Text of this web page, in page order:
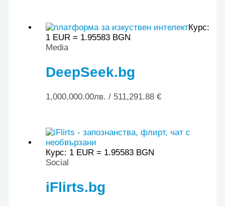
Курс:
1 EUR = 1.95583 BGN
Media
DeepSeek.bg
1,000,000.00лв. / 511,291.88 €
Курс: 1 EUR = 1.95583 BGN
Social
iFlirts.bg